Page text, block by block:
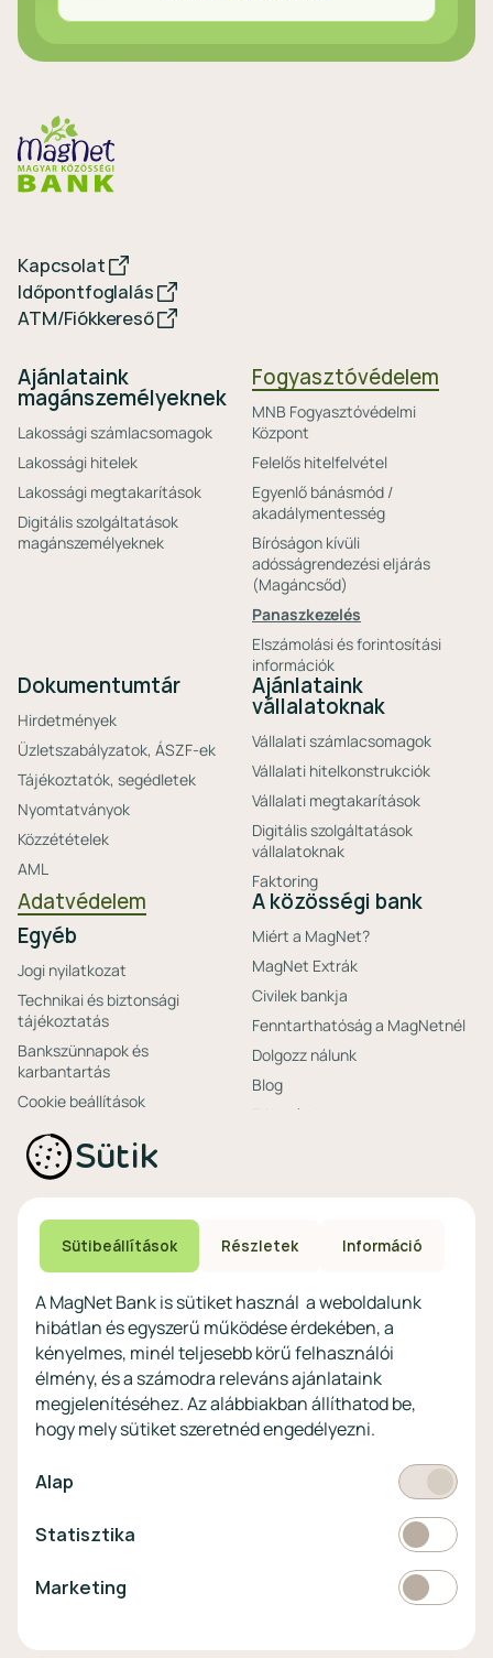
Kapcsolat
Időpontfoglalás
ATM/Fiókkereső
Ajánlataink
magánszemélyeknek
Lakossági számlacsomagok
Lakossági hitelek
Lakossági megtakarítások
Digitális szolgáltatások
magánszemélyeknek
Fogyasztóvédelem
MNB Fogyasztóvédelmi
Központ
Felelős hitelfelvétel
Egyenlő bánásmód /
akadálymentesség
Bíróságon kívüli
adósságrendezési eljárás
(Magáncsőd)
Panaszkezelés
Elszámolási és forintosítási
információk
Dokumentumtár
Hirdetmények
Üzletszabályzatok, ÁSZF-ek
Tájékoztatók, segédletek
Nyomtatványok
Közzétételek
AML
Ajánlataink
vállalatoknak
Vállalati számlacsomagok
Vállalati hitelkonstrukciók
Vállalati megtakarítások
Digitális szolgáltatások
vállalatoknak
Faktoring
Adatvédelem
Egyéb
Jogi nyilatkozat
Technikai és biztonsági
tájékoztatás
Bankszünnapok és
karbantartás
Cookie beállítások
A közösségi bank
Miért a MagNet?
MagNet Extrák
Civilek bankja
Fenntarthatóság a MagNetnél
Dolgozz nálunk
Blog
Friss hírek
Ajánlataink non-
profitoknak
számlacsomagok
Megtakarítások non-
profitoknak
Digitális szolgáltatások non-
profitoknak
eszközökön
Vértezze fel magát a
kibercsalásokkal
szemben!
Látogasson el a KiberPajzs
honlapra!
választó
EUR
Sütik
Sütibeállítások Részletek Információ
A MagNet Bank is sütiket használ a weboldalunk
hibátlan és egyszerű működése érdekében, a
kényelmes, minél teljesebb körű felhasználói
élmény, és a számodra releváns ajánlataink
megjelenítéséhez. Az alábbiakban állíthatod be,
hogy mely sütiket szeretnéd engedélyezni.
Alap Kötelező
Statisztika Statisztikai
Marketing Marketing